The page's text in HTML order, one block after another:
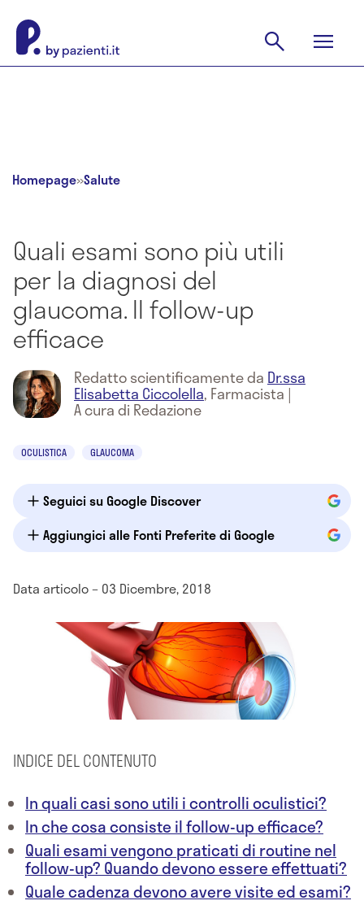
Homepage»Salute
Quali esami sono più utili
per la diagnosi del
glaucoma. Il follow-up
efficace
Redatto scientificamente da Dr.ssa
Elisabetta Ciccolella, Farmacista |
A cura di Redazione
OCULISTICA GLAUCOMA
Seguici su Google Discover
Aggiungici alle Fonti Preferite di Google
Data articolo – 03 Dicembre, 2018
INDICE DEL CONTENUTO
In quali casi sono utili i controlli oculistici?
In che cosa consiste il follow-up efficace?
Quali esami vengono praticati di routine nel
follow-up? Quando devono essere effettuati?
Quale cadenza devono avere visite ed esami?